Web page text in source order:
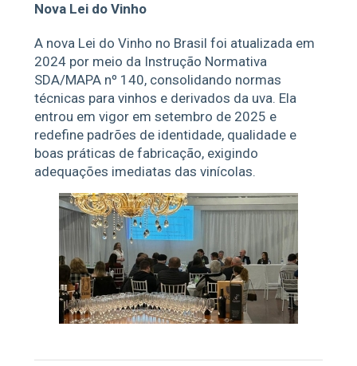
Nova Lei do Vinho
A nova Lei do Vinho no Brasil foi atualizada em
2024 por meio da Instrução Normativa
SDA/MAPA nº 140, consolidando normas
técnicas para vinhos e derivados da uva. Ela
entrou em vigor em setembro de 2025 e
redefine padrões de identidade, qualidade e
boas práticas de fabricação, exigindo
adequações imediatas das vinícolas.